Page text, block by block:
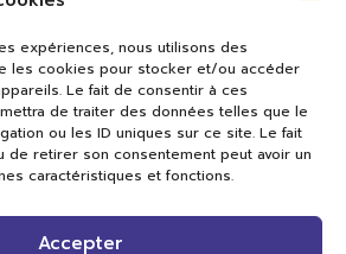
expériences, nous utilisons des
les cookies pour stocker et/ou accéder
Le fait de consentir à ces
de traiter des données telles que le
ou les ID uniques sur ce site. Le fait
de retirer son consentement peut avoir un
caractéristiques et fonctions.
Accepter
Médias